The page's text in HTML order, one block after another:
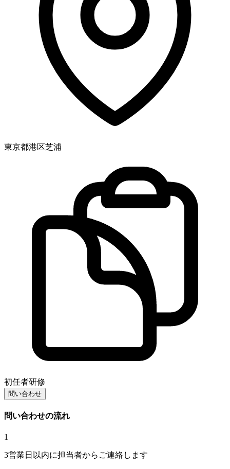
東京都港区芝浦
初任者研修
問い合わせ
問い合わせの流れ
1
3営業日以内に担当者からご連絡します